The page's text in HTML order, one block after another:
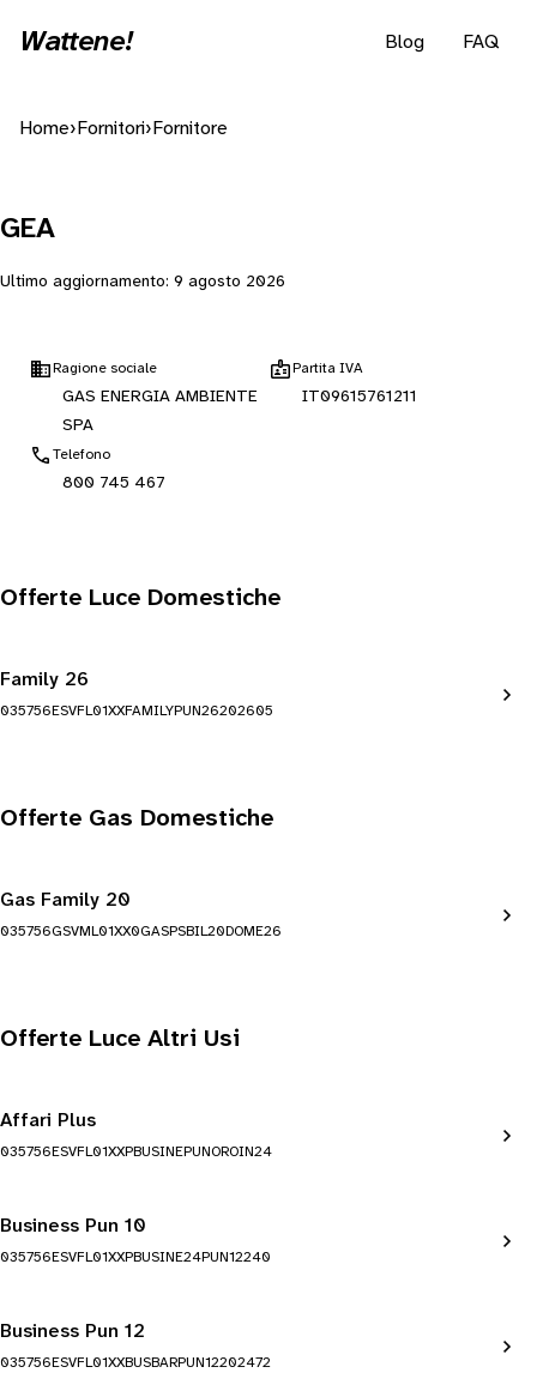
Wattene! Blog FAQ
Home› Fornitori› Fornitore
GEA
Ultimo aggiornamento: 9 agosto 2026
Ragione sociale
GAS ENERGIA AMBIENTE
SPA
Partita IVA
IT09615761211
Telefono
800 745 467
Offerte Luce Domestiche
Family 26
035756ESVFL01XXFAMILYPUN26202605
Offerte Gas Domestiche
Gas Family 20
035756GSVML01XX0GASPSBIL20DOME26
Offerte Luce Altri Usi
Affari Plus
035756ESVFL01XXPBUSINEPUNOROIN24
Business Pun 10
035756ESVFL01XXPBUSINE24PUN12240
Business Pun 12
035756ESVFL01XXBUSBARPUN12202472